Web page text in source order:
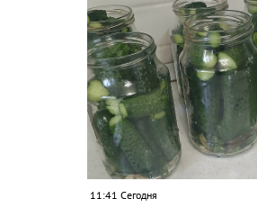
11:41 Сегодня